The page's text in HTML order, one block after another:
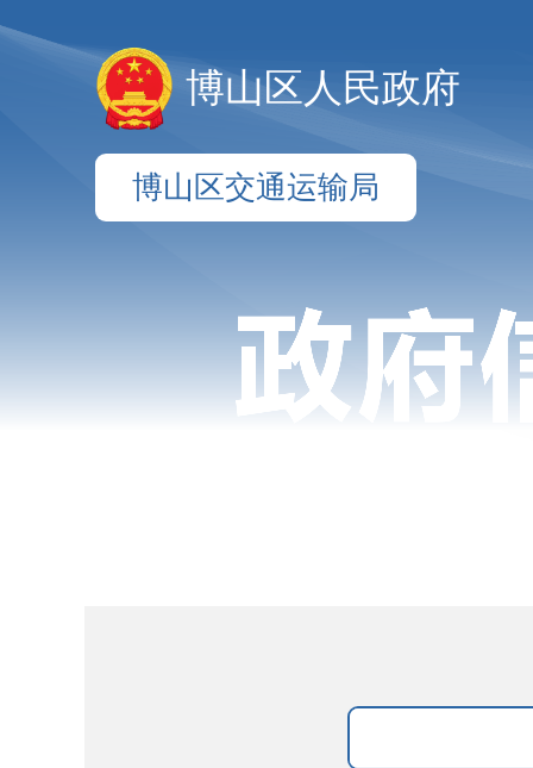
博山区人民政府
博山区交通运输局